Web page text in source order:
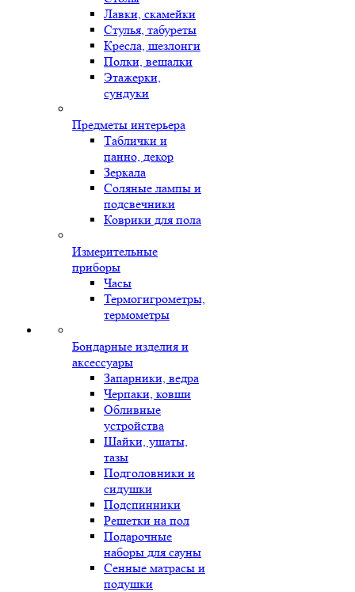
Лавки, скамейки
Стулья, табуреты
Кресла, шезлонги
Полки, вешалки
Этажерки,
сундуки
Предметы интерьера
Таблички и
панно, декор
Зеркала
Соляные лампы и
подсвечники
Коврики для пола
Измерительные
приборы
Часы
Термогигрометры,
термометры
Бондарные изделия и
аксессуары
Запарники, ведра
Черпаки, ковши
Обливные
устройства
Шайки, ушаты,
тазы
Подголовники и
сидушки
Подспинники
Решетки на пол
Подарочные
наборы для сауны
Сенные матрасы и
подушки